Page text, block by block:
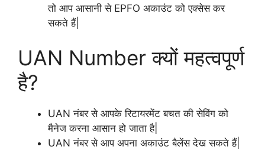
तो आप आसानी से EPFO अकाउंट को एक्सेस कर
सकते हैं|
UAN Number क्यों महत्वपूर्ण
है?
UAN नंबर से आपके रिटायरमेंट बचत की सेविंग को
मैनेज करना आसान हो जाता है|
UAN नंबर से आप अपना अकाउंट बैलेंस देख सकते हैं|